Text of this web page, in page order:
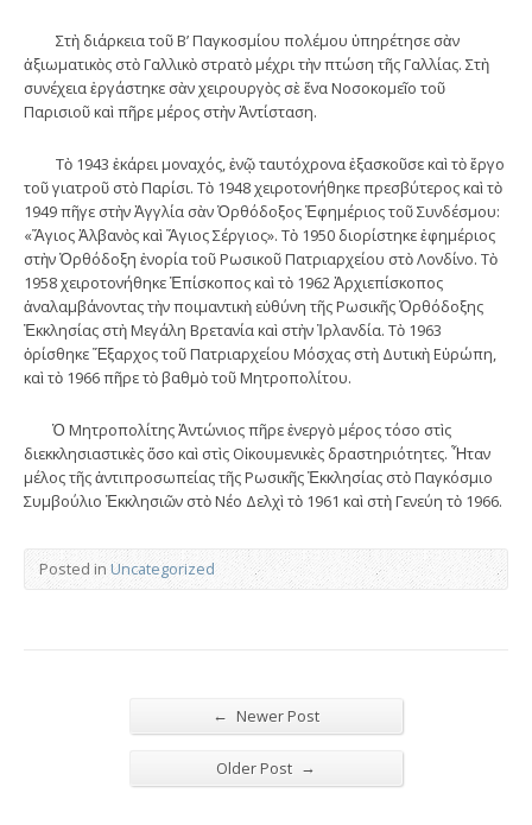
Στὴ διάρκεια τοῦ Β’ Παγκοσμίου πολέμου ὑπηρέτησε σὰν
ἀξιωματικὸς στὸ Γαλλικὸ στρατὸ μέχρι τὴν πτώση τῆς Γαλλίας. Στὴ
συνέχεια ἐργάστηκε σὰν χειρουργὸς σὲ ἕνα Νοσοκομεῖο τοῦ
Παρισιοῦ καὶ πῆρε μέρος στὴν Ἀντίσταση.
Τὸ 1943 ἐκάρει μοναχός, ἐνῷ ταυτόχρονα ἐξασκοῦσε καὶ τὸ ἔργο
τοῦ γιατροῦ στὸ Παρίσι. Τὸ 1948 χειροτονήθηκε πρεσβύτερος καὶ τὸ
1949 πῆγε στὴν Ἀγγλία σὰν Ὀρθόδοξος Ἐφημέριος τοῦ Συνδέσμου:
«Ἅγιος Ἀλβανὸς καὶ Ἅγιος Σέργιος». Τὸ 1950 διορίστηκε ἐφημέριος
στὴν Ὀρθόδοξη ἐνορία τοῦ Ρωσικοῦ Πατριαρχείου στὸ Λονδίνο. Τὸ
1958 χειροτονήθηκε Ἐπίσκοπος καὶ τὸ 1962 Ἀρχιεπίσκοπος
ἀναλαμβάνοντας τὴν ποιμαντικὴ εὐθύνη τῆς Ρωσικῆς Ὀρθόδοξης
Ἐκκλησίας στὴ Μεγάλη Βρετανία καὶ στὴν Ἰρλανδία. Τὸ 1963
ὁρίσθηκε Ἔξαρχος τοῦ Πατριαρχείου Μόσχας στὴ Δυτικὴ Εὐρώπη,
καὶ τὸ 1966 πῆρε τὸ βαθμὸ τοῦ Μητροπολίτου.
Ὁ Μητροπολίτης Ἀντώνιος πῆρε ἐνεργὸ μέρος τόσο στὶς
διεκκλησιαστικὲς ὅσο καὶ στὶς Οἰκουμενικὲς δραστηριότητες. Ἦταν
μέλος τῆς ἀντιπροσωπείας τῆς Ρωσικῆς Ἐκκλησίας στὸ Παγκόσμιο
Συμβούλιο Ἐκκλησιῶν στὸ Νέο Δελχὶ τὸ 1961 καὶ στὴ Γενεύη τὸ 1966.
Posted in Uncategorized
← Newer Post
Older Post →